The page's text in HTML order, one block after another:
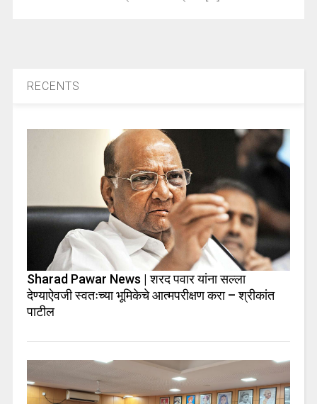
RECENTS
Sharad Pawar News | शरद पवार यांना सल्ला
देण्याऐवजी स्वतःच्या भूमिकेचे आत्मपरीक्षण करा – श्रीकांत
पाटील